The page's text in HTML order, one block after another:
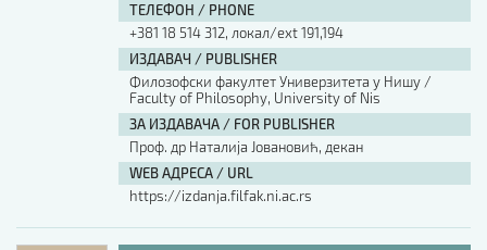
ТЕЛЕФОН / PHONE
+381 18 514 312, локал/ext 191,194
ИЗДАВАЧ / PUBLISHER
Филозофски факултет Универзитета у Нишу /
Faculty of Philosophy, University of Nis
ЗА ИЗДАВАЧА / FOR PUBLISHER
Проф. др Наталија Јовановић, декан
WEB АДРЕСА / URL
https://izdanja.filfak.ni.ac.rs